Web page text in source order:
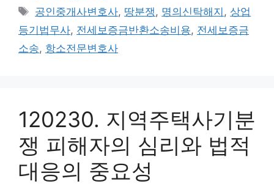
Tags
공인중개사변호사, 땅분쟁 , 명의신탁해지 , 상업
등기법무사, 전세보증금반환소송비용, 전세보증금
소송, 항소전문변호사
120230. 지역주택사기분
쟁 피해자의 심리와 법적
대응의 중요성